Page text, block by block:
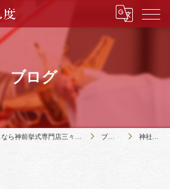
ブログ
ブログ 神社検定